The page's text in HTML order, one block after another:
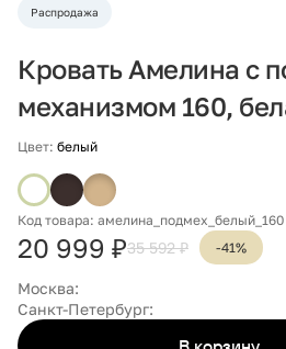
Распродажа
Кровать Амелина с
механизмом 160,
Цвет: белый
Код товара: амелина_подмех_белый_160
20 999 ₽35 592 ₽ -41%
Москва:
Санкт-Петербург: